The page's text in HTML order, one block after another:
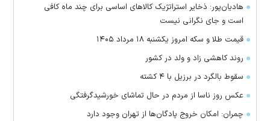
هادیان‌پور: ذخایر استراتژیک کالا‌های اساسی برای چند ماه کافی
است و جای نگرانی نیست
قیمت طلا و سکه امروز یکشنبه ۱۸ مرداد ۱۴۰۵
روند کاهشی زاد و ولد در کشور
سقوط بالگرد در برزیل با ۴ کشته
عکس روز ناسا از مردم در حال تماشای خورشیدگرفتگی
چمران: امکان خروج پادگان‌ها از تهران وجود دارد